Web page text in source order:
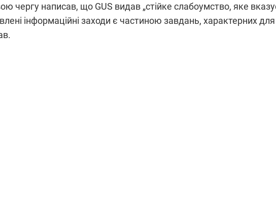
чергу написав, що GUS видав „стійке слабоумство, яке
інформаційні заходи є частиною завдань, характерних